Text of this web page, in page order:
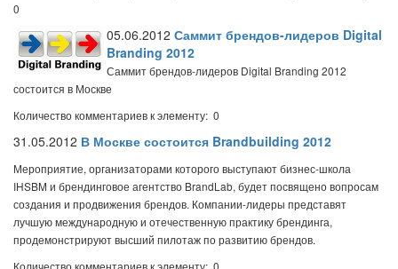
0
05.06.2012 Саммит брендов-лидеров Digital
Branding 2012
Саммит брендов-лидеров Digital Branding 2012
состоится в Москве
Количество комментариев к элементу: 0
31.05.2012 В Москве состоится Brandbuilding 2012
Мероприятие, организаторами которого выступают бизнес-школа
IHSBM и брендинговое агентство BrandLab, будет посвящено вопросам
создания и продвижения брендов. Компании-лидеры представят
лучшую международную и отечественную практику брендинга,
продемонстрируют высший пилотаж по развитию брендов.
Количество комментариев к элементу: 0